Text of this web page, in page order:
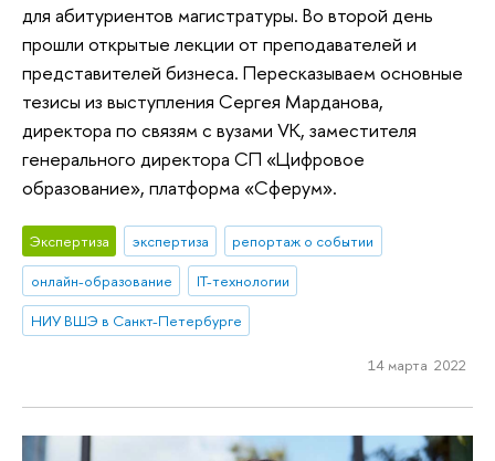
для абитуриентов магистратуры. Во второй день
прошли открытые лекции от преподавателей и
представителей бизнеса. Пересказываем основные
тезисы из выступления Сергея Марданова,
директора по связям с вузами VK, заместителя
генерального директора СП «Цифровое
образование», платформа «Сферум».
Экспертиза экспертиза
репортаж о событии
онлайн-образование
IT-технологии
НИУ ВШЭ в Санкт-Петербурге
14 марта 2022